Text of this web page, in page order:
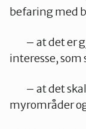
befaring med
– at det er
interesse,
– at det skal
myrområder